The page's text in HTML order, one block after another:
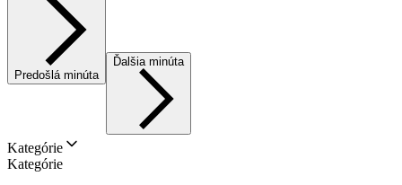
Predošlá minúta
Ďalšia minúta
Kategórie
Kategórie